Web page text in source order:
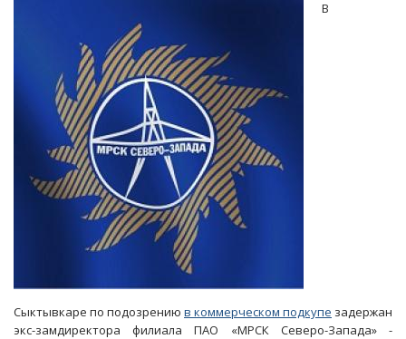
В
Сыктывкаре по подозрению в коммерческом подкупе задержан
экс-замдиректора филиала ПАО «МРСК Северо-Запада» -